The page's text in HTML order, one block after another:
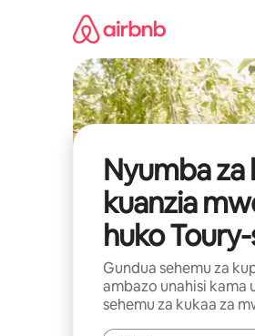
Nyumba za
kuanzia
huko
Gundua sehemu za
ambazo unahisi kama
sehemu za kukaa za